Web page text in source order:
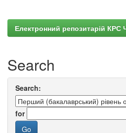
Електронний репозитарій
Search
Search:
for